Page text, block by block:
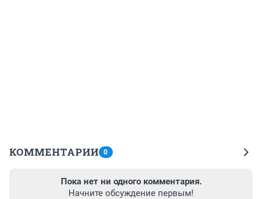
КОММЕНТАРИИ 0
Пока нет ни одного комментария.
Начните обсуждение первым!